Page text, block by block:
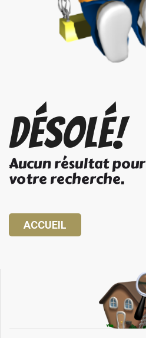
Désolé!
Aucun résultat pour
votre recherche.
ACCUEIL